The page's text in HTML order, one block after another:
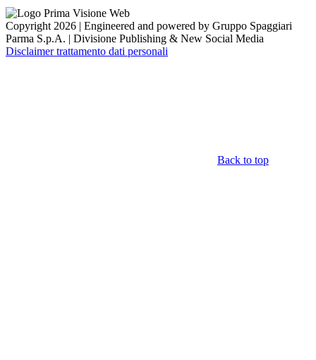
Copyright 2026 | Engineered and powered by Gruppo Spaggiari
Parma S.p.A. | Divisione Publishing & New Social Media
Disclaimer trattamento dati personali
Back to top